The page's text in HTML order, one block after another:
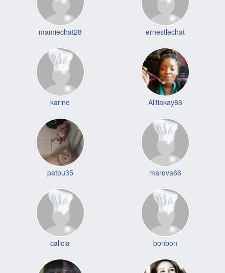
mamiechat28 ernestlechat
karine Alitiakay86
patou35 mareva66
calicia bonbon